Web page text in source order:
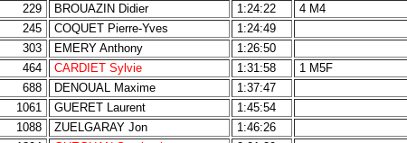
229
BROUAZIN Didier 1:24:22
4 M4
245
COQUET Pierre-Yves
1:24:49
303
EMERY Anthony
1:26:50
464
CARDIET Sylvie 1:31:58
1 M5F
688
DENOUAL Maxime
1:37:47
1061
GUERET Laurent
1:45:54
1088
ZUELGARAY Jon
1:46:26